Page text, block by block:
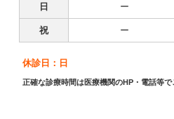
日 ー
祝 ー
休診日：日
正確な診療時間は医療機関のHP・電話等